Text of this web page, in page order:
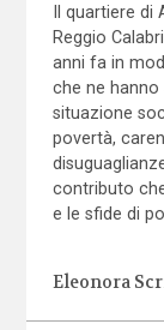
Il quartiere
Reggio
anni fa in
che ne hanno
situazione
povertà,
contributo
e le sfide di
Eleonora